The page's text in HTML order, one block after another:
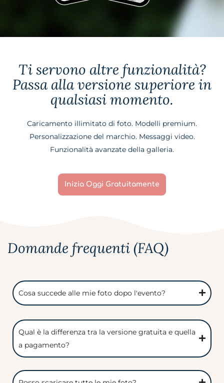
Ti servono altre funzionalità?
Passa alla versione superiore in
qualsiasi momento.
Caricamento illimitato di foto. Modelli premium.
Personalizzazione del marchio. Messaggi video.
Funzionalità avanzate della galleria.
Inizia Oggi Gratuitamente
Domande frequenti (FAQ)
Cosa succede alle mie foto dopo l'evento?
Qual è la differenza tra la versione gratuita e quella
a pagamento?